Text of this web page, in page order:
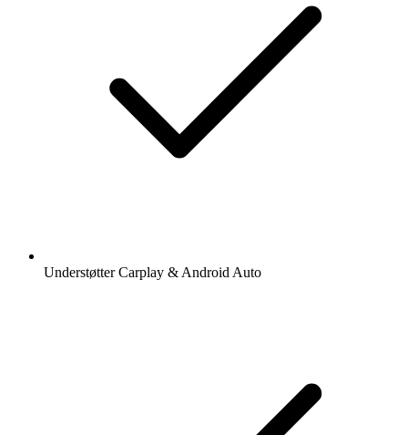
Understøtter Carplay & Android Auto